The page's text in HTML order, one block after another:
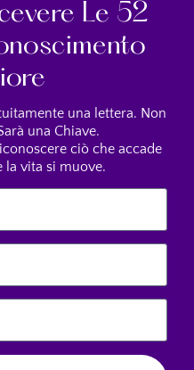
Le 52
una lettera. Non
una Chiave.
ciò che accade
vita si muove.